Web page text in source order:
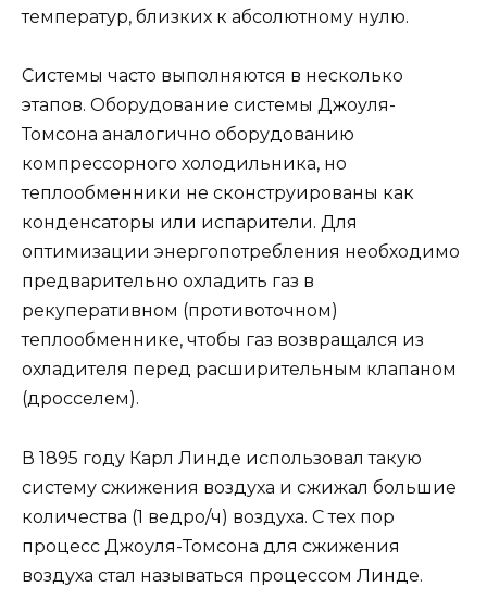
температур, близких к абсолютному нулю.
Системы часто выполняются в несколько
этапов. Оборудование системы Джоуля-
Томсона аналогично оборудованию
компрессорного холодильника, но
теплообменники не сконструированы как
конденсаторы или испарители. Для
оптимизации энергопотребления необходимо
предварительно охладить газ в
рекуперативном (противоточном)
теплообменнике, чтобы газ возвращался из
охладителя перед расширительным клапаном
(дросселем).
В 1895 году Карл Линде использовал такую
систему сжижения воздуха и сжижал большие
количества (1 ведро/ч) воздуха. С тех пор
процесс Джоуля-Томсона для сжижения
воздуха стал называться процессом Линде.